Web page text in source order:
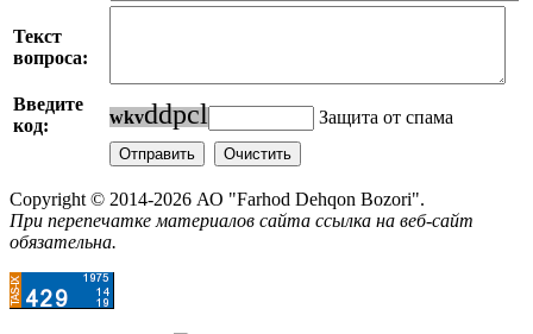
Текст
вопроса:
Введите
код:
wkvddpcl Защита от спама
Copyright © 2014-2026 АО "Farhod Dehqon Bozori".
При перепечатке материалов сайта ссылка на веб-сайт
обязательна.